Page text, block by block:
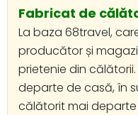
Fabricat de
La baza 68travel,
producător și
prietenie din
departe de casă, în
călătorit mai departe